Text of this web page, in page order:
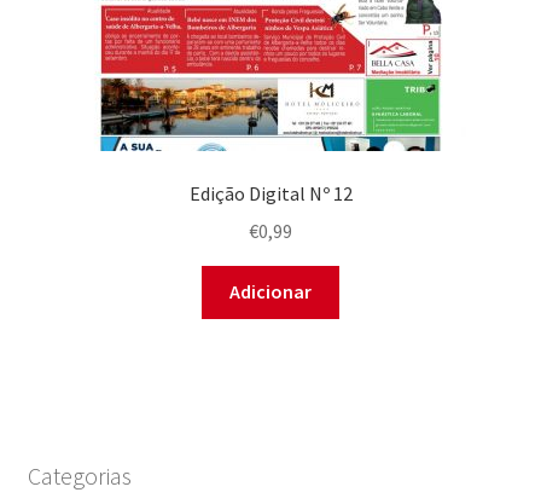
Edição Digital Nº 12
€0,99
Adicionar
Categorias